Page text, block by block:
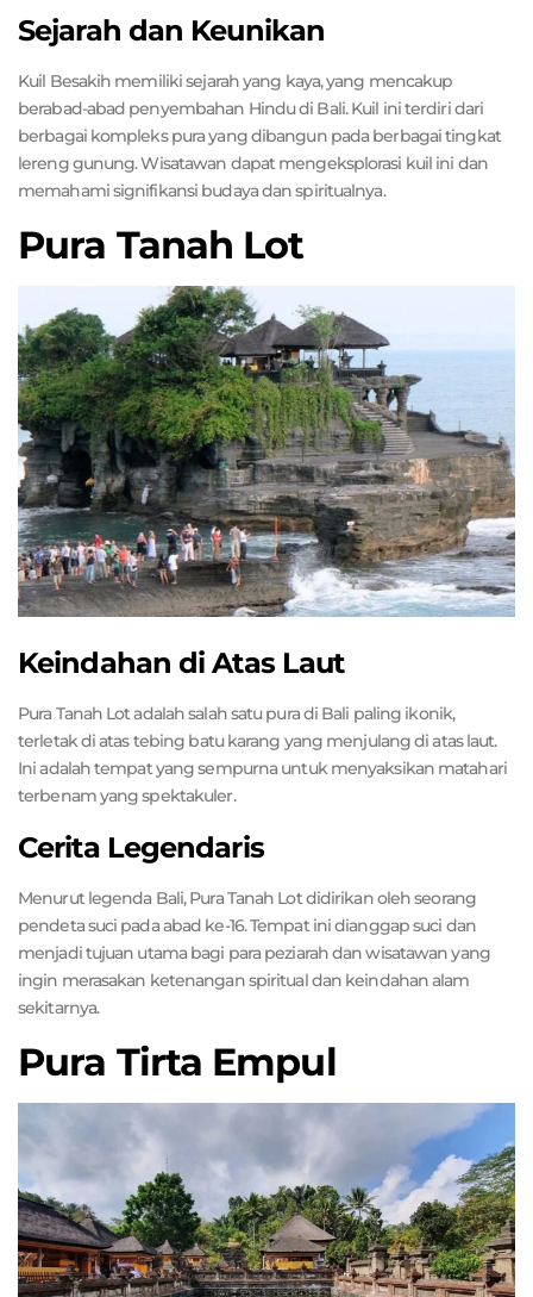
Sejarah dan Keunikan
Kuil Besakih memiliki sejarah yang kaya, yang mencakup
berabad-abad penyembahan Hindu di Bali. Kuil ini terdiri dari
berbagai kompleks pura yang dibangun pada berbagai tingkat
lereng gunung. Wisatawan dapat mengeksplorasi kuil ini dan
memahami signifikansi budaya dan spiritualnya.
Pura Tanah Lot
Keindahan di Atas Laut
Pura Tanah Lot adalah salah satu pura di Bali paling ikonik,
terletak di atas tebing batu karang yang menjulang di atas laut.
Ini adalah tempat yang sempurna untuk menyaksikan matahari
terbenam yang spektakuler.
Cerita Legendaris
Menurut legenda Bali, Pura Tanah Lot didirikan oleh seorang
pendeta suci pada abad ke-16. Tempat ini dianggap suci dan
menjadi tujuan utama bagi para peziarah dan wisatawan yang
ingin merasakan ketenangan spiritual dan keindahan alam
sekitarnya.
Pura Tirta Empul